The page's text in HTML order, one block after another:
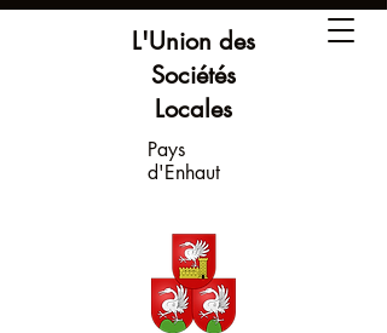
L'Union des
Sociétés
Locales
Pays
d'Enhaut